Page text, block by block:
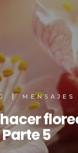
MENSAJES
Parte 5